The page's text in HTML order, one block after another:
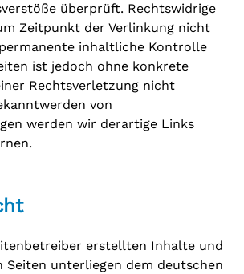
überprüft. Rechtswidrige
Zeitpunkt der Verlinkung nicht
inhaltliche Kontrolle
ist jedoch ohne konkrete
Rechtsverletzung nicht
von
werden wir derartige Links
erstellten Inhalte und
Seiten unterliegen dem deutschen